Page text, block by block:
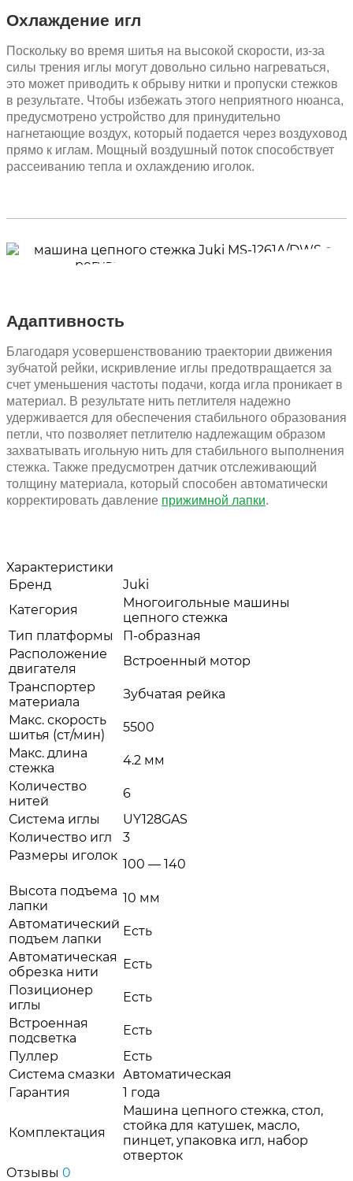
Охлаждение игл
Поскольку во время шитья на высокой скорости, из-за
силы трения иглы могут довольно сильно нагреваться,
это может приводить к обрыву нитки и пропуски стежков
в результате. Чтобы избежать этого неприятного нюанса,
предусмотрено устройство для принудительно
нагнетающие воздух, который подается через воздуховод
прямо к иглам. Мощный воздушный поток способствует
рассеиванию тепла и охлаждению иголок.
Адаптивность
Благодаря усовершенствованию траектории движения
зубчатой рейки, искривление иглы предотвращается за
счет уменьшения частоты подачи, когда игла проникает в
материал. В результате нить петлителя надежно
удерживается для обеспечения стабильного образования
петли, что позволяет петлителю надлежащим образом
захватывать игольную нить для стабильного выполнения
стежка. Также предусмотрен датчик отслеживающий
толщину материала, который способен автоматически
корректировать давление прижимной лапки.
Характеристики
Бренд
Juki
Категория
Многоигольные машины
цепного стежка
Тип платформы
П-образная
Расположение
двигателя
Встроенный мотор
Транспортер
материала
Зубчатая рейка
Макс. скорость
шитья (ст/мин)
5500
Макс. длина
стежка
4.2 мм
Количество
нитей
6
Система иглы
UY128GAS
Количество игл
3
Размеры иголок
100 — 140
Высота подъема
лапки
10 мм
Автоматический
подъем лапки
Есть
Автоматическая
обрезка нити
Есть
Позиционер
иглы
Есть
Встроенная
подсветка
Есть
Пуллер
Есть
Система смазки Автоматическая
Гарантия
1 года
Комплектация
Машина цепного стежка, стол,
стойка для катушек, масло,
пинцет, упаковка игл, набор
отверток
Отзывы 0